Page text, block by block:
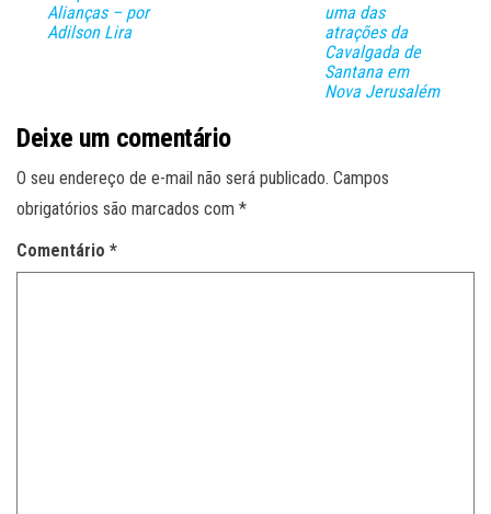
Alianças – por
Adilson Lira
uma das
atrações da
Cavalgada de
Santana em
Nova Jerusalém
Deixe um comentário
O seu endereço de e-mail não será publicado. Campos
obrigatórios são marcados com *
Comentário *